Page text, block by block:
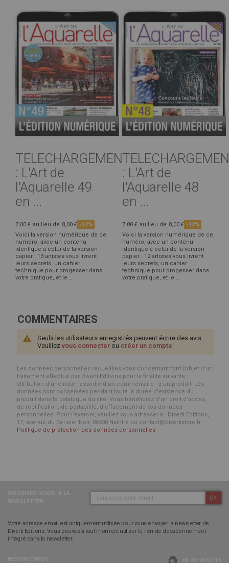
TELECHARGEMENT
: L'Art de
l'Aquarelle 49
en ...
7,00 € au lieu de 8,00 € -12%
Voici la version numérique de ce
numéro, avec un contenu
identique à celui de la version
papier : 13 artistes vous livrent
leurs secrets, un cahier
technique pour progesser dans
votre pratique, et le ...
: L'Art de
l'Aquarelle 48
en ...
7,00 € au lieu de 8,00 € -12%
Voici la version numérique de ce
numéro, avec un contenu
identique à celui de la version
papier : 12 artistes vous livrent
leurs secrets, un cahier
technique pour progesser dans
votre pratique, et le ...
COMMENTAIRES
Seuls les utilisateurs enregistrés peuvent écrire des avis.
Veuillez vous connecter ou créer un compte
Les données personnelles recueillies vous concernant font l’objet d’un
traitement effectué par Diverti Editions pour la finalité suivante :
attribution d'une note - assortie d'un commentaire - à un produit. Les
données sont conservées pendant toute la durée d'existence du
produit dans le catalogue du site. Vous bénéficiez d’un droit d’accès,
de rectification, de portabilité, d’effacement de vos données
personnelles. Pour l’exercer, veuillez vous adresser à : Diverti Editions,
17, avenue du Cerisier Noir, 86530 Naintré ou contact@divertistore.fr.
Politique de protection des données personnelles
OK
Votre adresse email est uniquement utilisée pour vous envoyer la newsletter de
Diverti Editions. Vous pouvez à tout moment utiliser le lien de désabonnement
intégré dans la newsletter.